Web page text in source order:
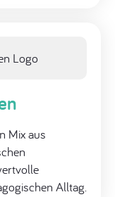
Mix aus
Alltag.